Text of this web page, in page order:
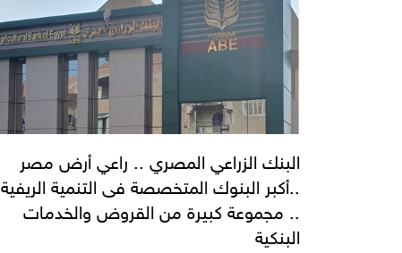
البنك الزراعي المصري .. راعي أرض مصر
..أكبر البنوك المتخصصة فى التنمية الريفية
.. مجموعة كبيرة من القروض والخدمات
البنكية